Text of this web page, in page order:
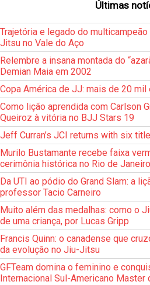
Últimas
Trajetória e legado do
Jitsu no Vale do Aço
Relembre a insana montada do
Demian Maia em 2002
Copa América de JJ: mais de 20 mil
Como lição aprendida com Carlson
Queiroz à vitória no BJJ Stars 19
Jeff Curran’s JCI returns with six
Murilo Bustamante recebe faixa
cerimônia histórica no Rio de Janeiro
Da UTI ao pódio do Grand Slam: a
professor Tacio Carneiro
Muito além das medalhas: como o
de uma criança, por Lucas Gripp
Francis Quinn: o canadense que
da evolução no Jiu-Jitsu
GFTeam domina o feminino e
Internacional Sul-Americano Master